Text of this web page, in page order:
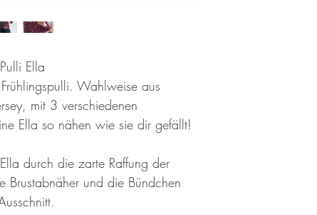
Ella
Wahlweise aus
mit 3 verschiedenen
Ella so nähen wie sie dir gefällt!
durch die zarte Raffung der
Brustabnäher und die Bündchen